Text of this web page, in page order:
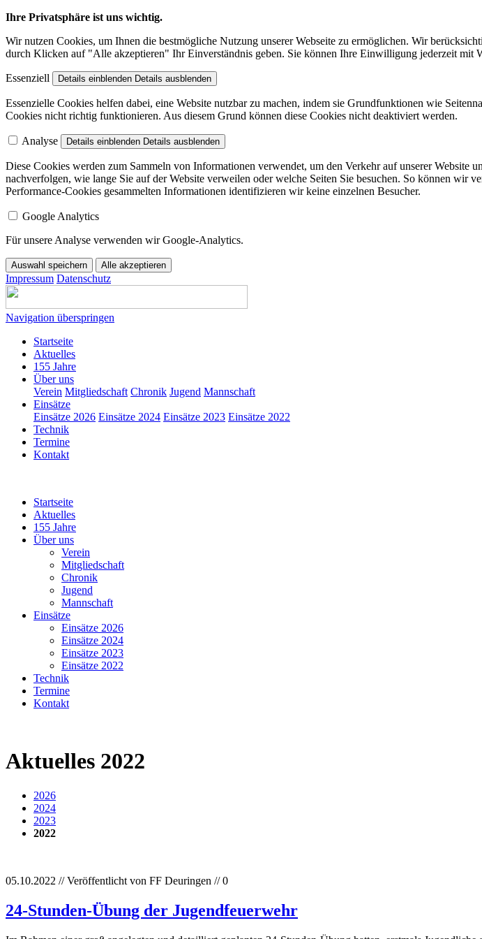
Ihre Privatsphäre ist uns wichtig.
Wir nutzen Cookies, um Ihnen die bestmögliche Nutzung unserer Webseite zu ermöglichen. Wir
durch Klicken auf "Alle akzeptieren" Ihr Einverständnis geben. Sie können Ihre Einwilligung jederzeit mit
Essenziell Details einblenden Details ausblenden
Essenzielle Cookies helfen dabei, eine Website nutzbar zu machen, indem sie Grundfunktionen wie
Cookies nicht richtig funktionieren. Aus diesem Grund können diese Cookies nicht deaktiviert werden.
Analyse Details einblenden Details ausblenden
Diese Cookies werden zum Sammeln von Informationen verwendet, um den Verkehr auf unserer Website
nachverfolgen, wie lange Sie auf der Website verweilen oder welche Seiten Sie besuchen. So können wir
Performance-Cookies gesammelten Informationen identifizieren wir keine einzelnen Besucher.
Google Analytics
Für unsere Analyse verwenden wir Google-Analytics.
Auswahl speichern Alle akzeptieren
Impressum Datenschutz
Navigation überspringen
Startseite
Aktuelles
155 Jahre
Über uns
Verein Mitgliedschaft Chronik Jugend Mannschaft
Einsätze
Einsätze 2026 Einsätze 2024 Einsätze 2023 Einsätze 2022
Technik
Termine
Kontakt
Startseite
Aktuelles
155 Jahre
Über uns
Verein
Mitgliedschaft
Chronik
Jugend
Mannschaft
Einsätze
Einsätze 2026
Einsätze 2024
Einsätze 2023
Einsätze 2022
Technik
Termine
Kontakt
Aktuelles 2022
2026
2024
2023
2022
05.10.2022 // Veröffentlicht von FF Deuringen // 0
24-Stunden-Übung der Jugendfeuerwehr